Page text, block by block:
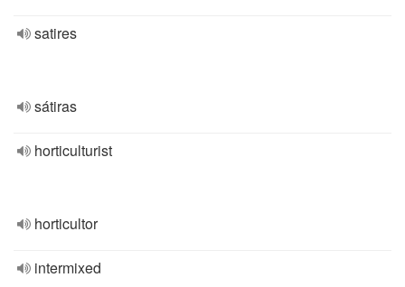
satires
sátiras
horticulturist
horticultor
intermixed